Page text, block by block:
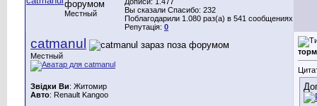
Местный
Вы сказали Спасибо: 232
Поблагодарили 1.080 раз(а) в 541 сообщениях
Репутація: 0
catmanul
Местный
Звідки Ви: Житомир
Авто: Renault Kangoo